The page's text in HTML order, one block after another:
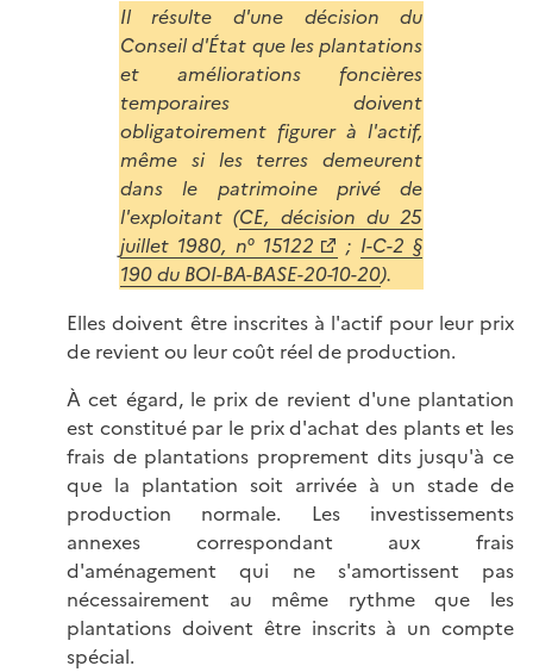
Il résulte d'une décision du
Conseil d'État que les plantations
et améliorations foncières
temporaires doivent
obligatoirement figurer à l'actif,
même si les terres demeurent
dans le patrimoine privé de
l'exploitant (CE, décision du 25
juillet 1980, n° 15122
; I-C-2 §
190 du BOI-BA-BASE-20-10-20).
Elles doivent être inscrites à l'actif pour leur prix
de revient ou leur coût réel de production.
À cet égard, le prix de revient d'une plantation
est constitué par le prix d'achat des plants et les
frais de plantations proprement dits jusqu'à ce
que la plantation soit arrivée à un stade de
production normale. Les investissements
annexes correspondant aux frais
d'aménagement qui ne s'amortissent pas
nécessairement au même rythme que les
plantations doivent être inscrits à un compte
spécial.